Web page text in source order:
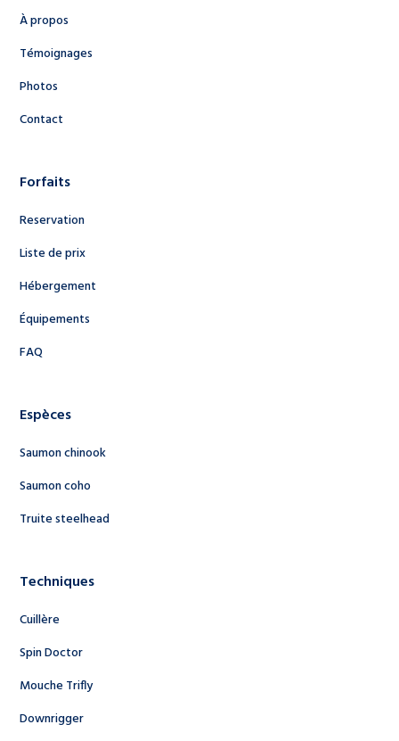
Espèces
Saumon chinook
Saumon coho
Truite steelhead
Techniques
Cuillère
Spin Doctor
Mouche Trifly
Downrigger
Forfaits
Reservation
Liste de prix
Hébergement
Équipements
FAQ
À propos
Témoignages
Photos
Contact